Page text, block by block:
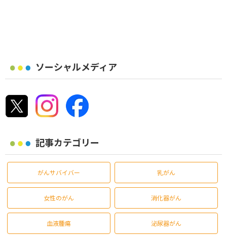
ソーシャルメディア
記事カテゴリー
がんサバイバー 乳がん
女性のがん 消化器がん
血液腫瘍 泌尿器がん